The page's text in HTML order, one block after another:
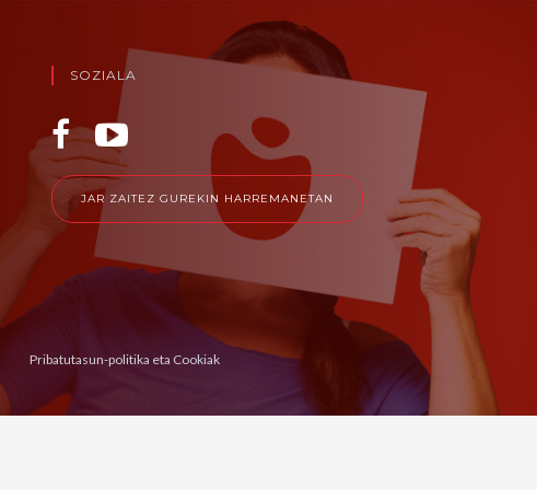
SOZIALA
JAR ZAITEZ GUREKIN HARREMANETAN
Pribatutasun-politika eta Cookiak